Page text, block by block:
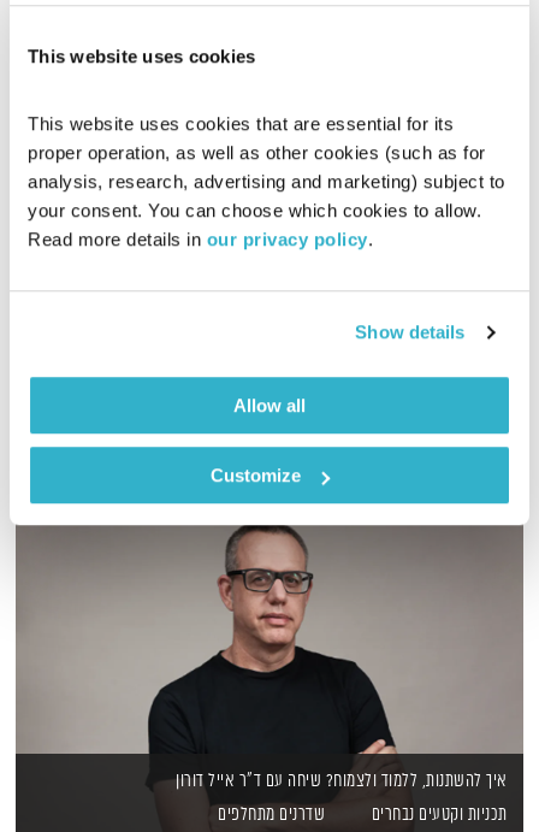
This website uses cookies
This website uses cookies that are essential for its
proper operation, as well as other cookies (such as for
analysis, research, advertising and marketing) subject to
your consent. You can choose which cookies to allow.
Read more details in our privacy policy.
Show details
Allow all
Customize
מנועים קדימה – 4.12.19
מנועים קדימה
גלית גורא-עיני
כל יום בדרך הביתה – שעה של מוזיקה מעולה בעריכתה ובהגשתה
איך להשתנות, ללמוד ולצמוח? שיחה עם ד"ר אייל דורון
תכניות וקטעים נבחרים
שדרנים מתחלפים